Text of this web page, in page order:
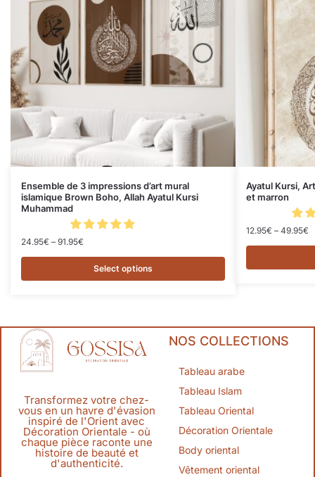
Ensemble de 3 impressions d’art mural
islamique Brown Boho, Allah Ayatul Kursi
Muhammad
24.95€ – 91.95€
Select options
Ayatul Kursi,
et marron
12.95€ – 49.95€
Transformez votre chez-
vous en un havre d'évasion
inspiré de l'Orient avec
Décoration Orientale - où
chaque pièce raconte une
histoire de beauté et
d'authenticité.
NOS COLLECTIONS
Tableau arabe
Tableau Islam
Tableau Oriental
Décoration Orientale
Body oriental
Vêtement oriental